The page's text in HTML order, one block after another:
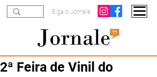
Siga o Jornale
2ª Feira de Vinil do